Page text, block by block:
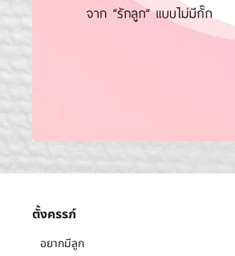
ตั้งครรภ์
อยากมีลูก